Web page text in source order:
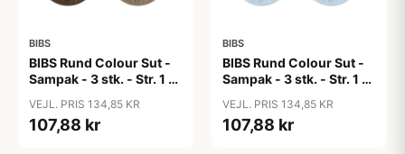
BIBS
BIBS Rund Colour Sut -
Sampak - 3 stk. - Str. 1 -
VEJL. PRIS 134,85 KR
107,88 kr
BIBS
BIBS Rund Colour Sut -
Sampak - 3 stk. - Str. 1 -
VEJL. PRIS 134,85 KR
107,88 kr